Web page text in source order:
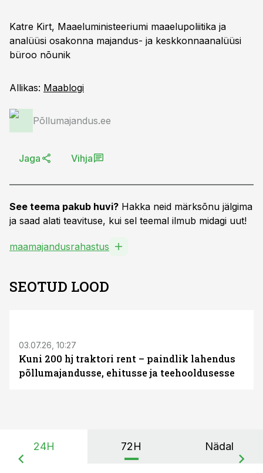
Katre Kirt, Maaeluministeeriumi maaelupoliitika ja
analüüsi osakonna majandus- ja keskkonnaanalüüsi
büroo nõunik
Allikas: Maablogi
Põllumajandus.ee
Jaga Vihja
See teema pakub huvi? Hakka neid märksõnu jälgima
ja saad alati teavituse, kui sel teemal ilmub midagi uut!
maamajandusrahastus
SEOTUD LOOD
03.07.26, 10:27
Kuni 200 hj traktori rent – paindlik lahendus
põllumajandusse, ehitusse ja teehooldusesse
24H 72H Nädal